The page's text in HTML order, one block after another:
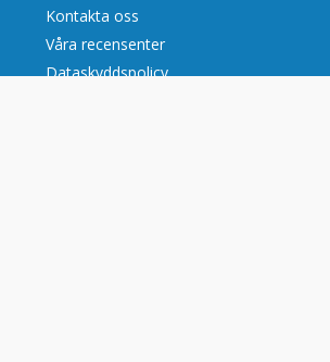
Kontakta oss
Våra recensenter
Dataskyddspolicy